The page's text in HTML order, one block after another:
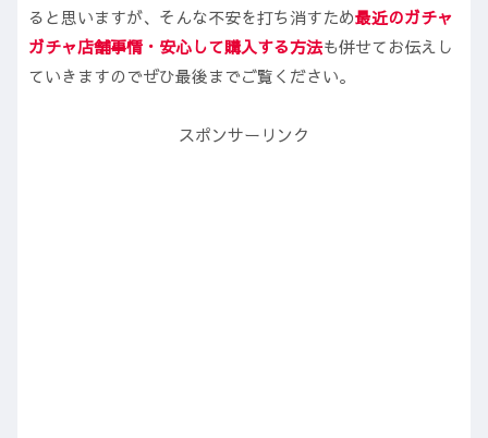
ると思いますが、そんな不安を打ち消すため最近のガチャ
ガチャ店舗事情 ・安心して購入する方法も併せてお伝えし
ていきますのでぜひ最後までご覧ください。
スポンサーリンク